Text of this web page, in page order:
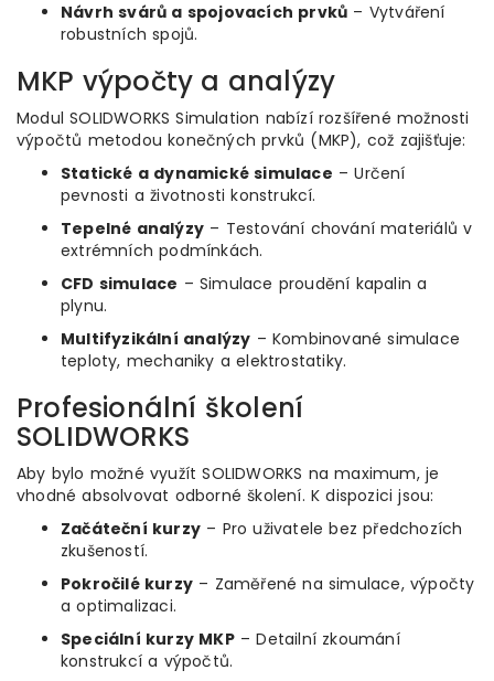
Návrh svárů a spojovacích prvků – Vytváření
robustních spojů.
MKP výpočty a analýzy
Modul SOLIDWORKS Simulation nabízí rozšířené možnosti
výpočtů metodou konečných prvků (MKP), což zajišťuje:
Statické a dynamické simulace – Určení
pevnosti a životnosti konstrukcí.
Tepelné analýzy – Testování chování materiálů v
extrémních podmínkách.
CFD simulace – Simulace proudění kapalin a
plynu.
Multifyzikální analýzy – Kombinované simulace
teploty, mechaniky a elektrostatiky.
Profesionální školení
SOLIDWORKS
Aby bylo možné využít SOLIDWORKS na maximum, je
vhodné absolvovat odborné školení. K dispozici jsou:
Začáteční kurzy – Pro uživatele bez předchozích
zkušeností.
Pokročilé kurzy – Zaměřené na simulace, výpočty
a optimalizaci.
Speciální kurzy MKP– Detailní zkoumání
konstrukcí a výpočtů.